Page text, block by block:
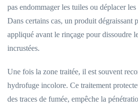
pas endommager les tuiles ou déplacer les
Dans certains cas, un produit dégraissant
appliqué avant le rinçage pour dissoudre
incrustées.
Une fois la zone traitée, il est souvent
hydrofuge incolore. Ce traitement
des traces de fumée, empêche la